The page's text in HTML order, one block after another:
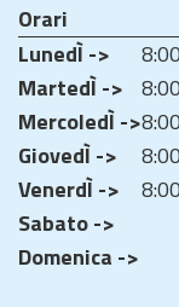
Orari
LunedÌ ->
MartedÌ ->
MercoledÌ ->
GiovedÌ ->
VenerdÌ ->
Sabato ->
Domenica ->